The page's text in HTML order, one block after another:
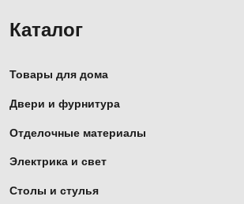
Каталог
Товары для дома
Двери и фурнитура
Отделочные материалы
Электрика и свет
Столы и стулья